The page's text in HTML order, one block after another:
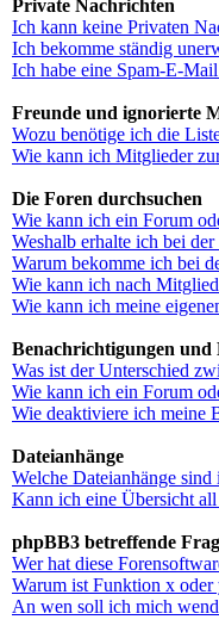
Private Nachrichten
Ich kann keine Privaten
Ich bekomme ständig
Ich habe eine Spam-E-
Freunde und ignorierte
Wozu benötige ich die
Wie kann ich Mitglieder
Die Foren durchsuchen
Wie kann ich ein Forum
Weshalb erhalte ich bei
Warum bekomme ich bei
Wie kann ich nach
Wie kann ich meine
Benachrichtigungen und
Was ist der Unterschied
Wie kann ich ein Forum
Wie deaktiviere ich meine
Dateianhänge
Welche Dateianhänge
Kann ich eine Übersicht
phpBB3 betreffende
Wer hat diese
Warum ist Funktion x oder
An wen soll ich mich